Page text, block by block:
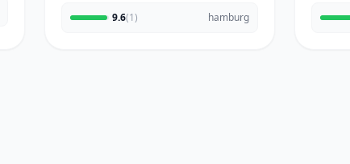
9.6(1) hamburg